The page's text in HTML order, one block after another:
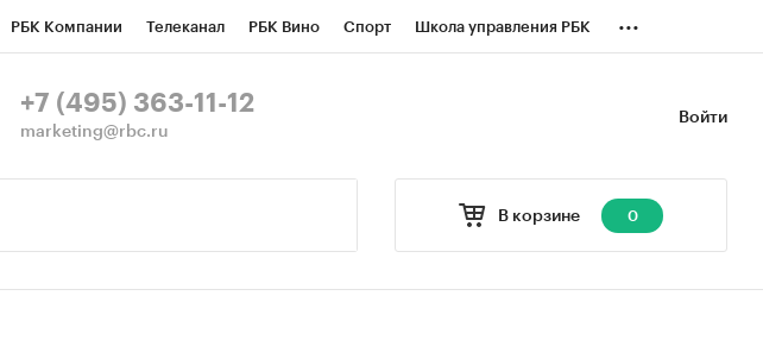
РБК Компании Телеканал РБК Вино Спорт Школа управления РБК
СПб Спецпроекты
...
Войти
+7 (495) 363-11-12
marketing@rbc.ru
В корзине 0